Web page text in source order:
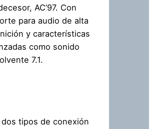
AC’97. Con
para audio de alta
y características
como sonido
7.1.
dos tipos de conexión